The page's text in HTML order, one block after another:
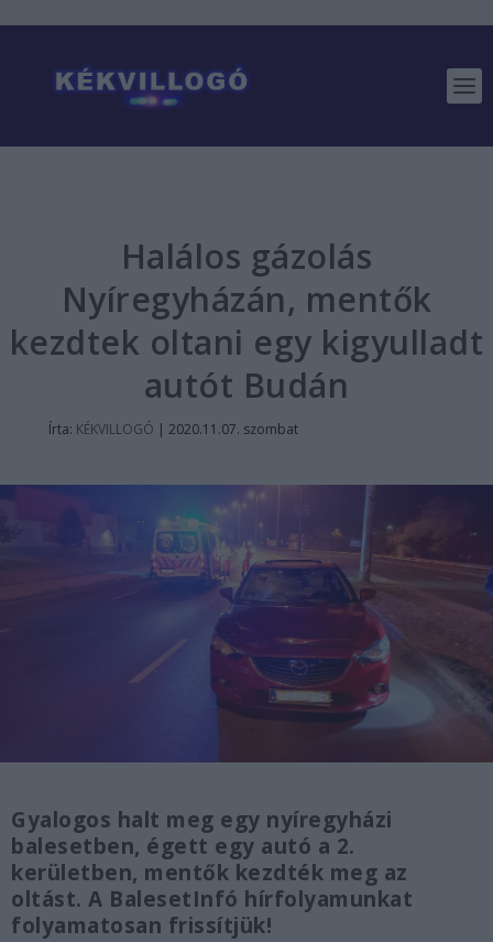
Halálos gázolás
Nyíregyházán, mentők
kezdtek oltani egy kigyulladt
autót Budán
Írta: KÉKVILLOGÓ | 2020.11.07. szombat
Gyalogos halt meg egy nyíregyházi
balesetben, égett egy autó a 2.
kerületben, mentők kezdték meg az
oltást. A BalesetInfó hírfolyamunkat
folyamatosan frissítjük!